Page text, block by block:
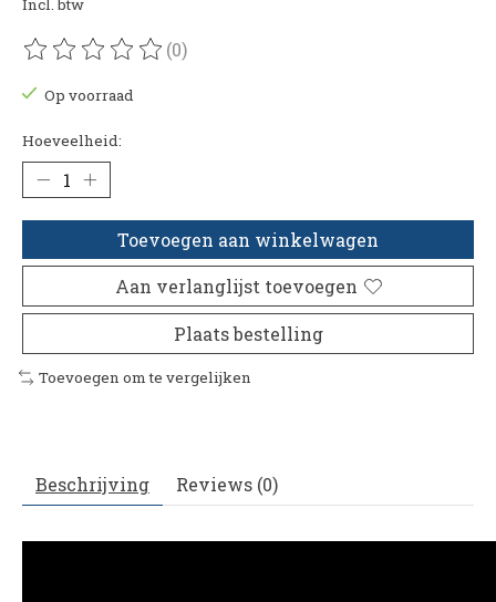
Incl. btw
De beoordeling van dit product is
(0)
Op voorraad
Hoeveelheid:
Toevoegen aan winkelwagen
Aan verlanglijst toevoegen
Plaats bestelling
Toevoegen om te vergelijken
Beschrijving Reviews (0)